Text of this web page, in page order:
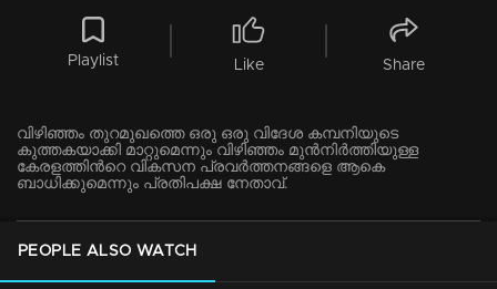
Playlist Like Share
വിഴിഞ്ഞം തുറമുഖത്തെ ഒരു ഒരു വിദേശ കമ്പനിയുടെ
കുത്തകയാക്കി മാറ്റുമെന്നും വിഴിഞ്ഞം മുൻനിർത്തിയുള്ള
കേരളത്തിൻറെ വികസന പ്രവർത്തനങ്ങളെ ആകെ
ബാധിക്കുമെന്നും പ്രതിപക്ഷ നേതാവ്.
PEOPLE ALSO WATCH